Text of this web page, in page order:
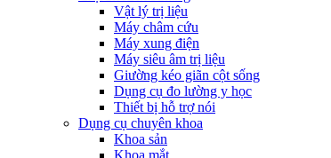
Vật lý trị liệu
Máy châm cứu
Máy xung điện
Máy siêu âm trị liệu
Giường kéo giãn cột sống
Dụng cụ đo lường y học
Thiết bị hỗ trợ nói
Dụng cụ chuyên khoa
Khoa sản
Khoa mắt